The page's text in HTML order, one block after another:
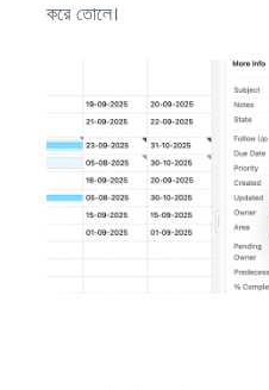
করে তোলে।